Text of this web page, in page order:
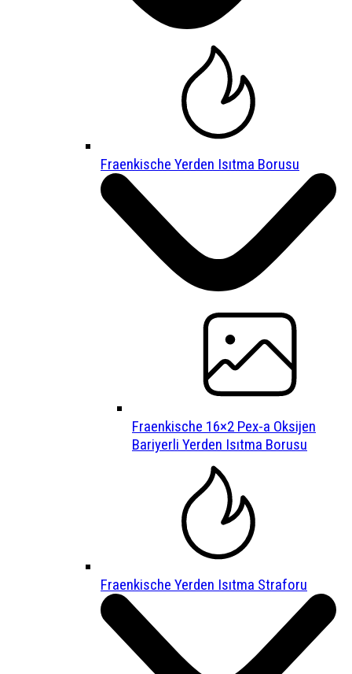
Fraenkische Yerden Isıtma Borusu
Fraenkische 16×2 Pex-a Oksijen
Bariyerli Yerden Isıtma Borusu
Fraenkische Yerden Isıtma Straforu